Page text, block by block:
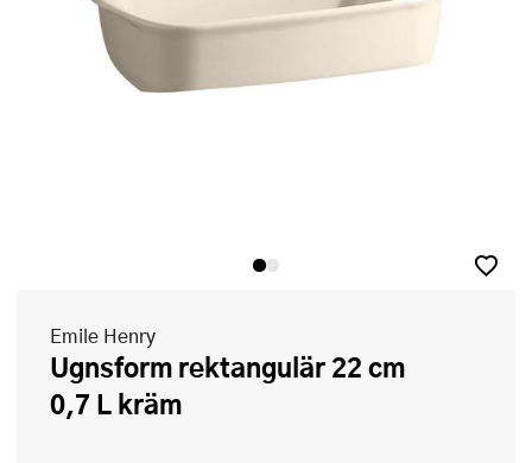
Emile Henry
Ugnsform rektangulär 22 cm
0,7 L kräm